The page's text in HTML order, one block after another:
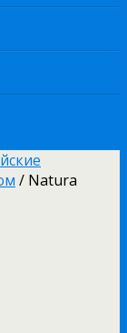
/ Natura